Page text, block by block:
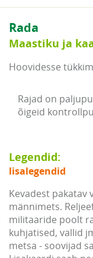
Rada
Maastiku ja
Hoovidesse
Rajad on
õigeid
Legendid:
lisalegendid
Kevadest pakatav
männimets.
militaaride poolt
kuhjatised, vallid
metsa - soovijad